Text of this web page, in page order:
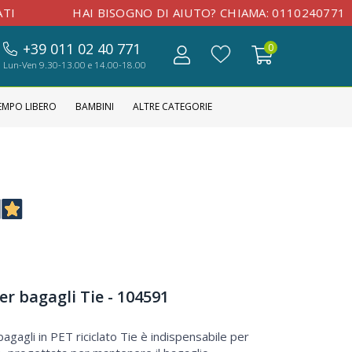
BISOGNO DI AIUTO? CHIAMA:0110240771
+39 011 02 40 771
Lun-Ven 9.30-13.00 e 14.00-18.00
0
LIBERO BAMBINI ALTRE CATEGORIE
bagagli Tie - 104591
in PET riciclato Tie è indispensabile per